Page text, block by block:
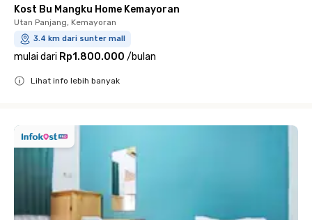
Kost Bu Mangku Home Kemayoran
Utan Panjang, Kemayoran
3.4 km dari sunter mall
mulai dari Rp1.800.000 /bulan
Lihat info lebih banyak